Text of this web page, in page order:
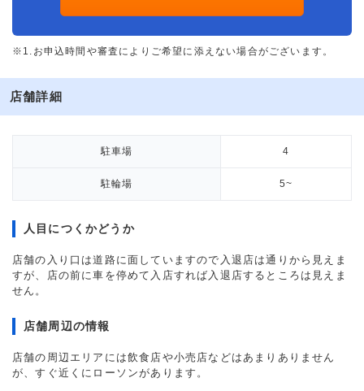
※1.お申込時間や審査によりご希望に添えない場合がございます。
店舗詳細
駐車場 4
駐輪場 5~
人目につくかどうか
店舗の入り口は道路に面していますので入退店は通りから見えま
すが、店の前に車を停めて入店すれば入退店するところは見えま
せん。
店舗周辺の情報
店舗の周辺エリアには飲食店や小売店などはあまりありません
が、すぐ近くにローソンがあります。